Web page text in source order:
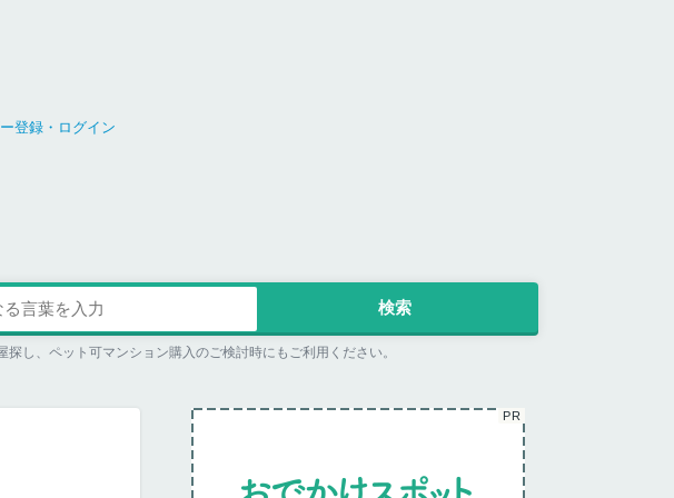
登録・ログイン
し、ペット可マンション購入のご検討時にもご利用ください。